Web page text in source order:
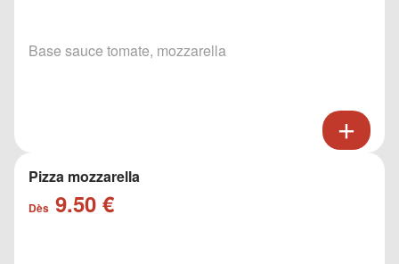
Base sauce tomate, mozzarella
Pizza mozzarella
Dès 9.50 €